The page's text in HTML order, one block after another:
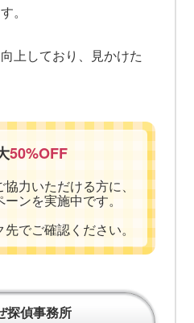
。
上しており、見かけた
50%OFF
力いただける方に、
ンを実施中です。
でご確認ください。
探偵事務所